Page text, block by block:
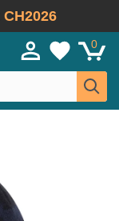
CH2026
0